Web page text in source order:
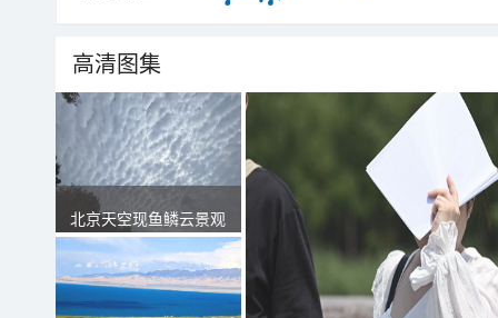
高清图集
北京天空现鱼鳞云景观